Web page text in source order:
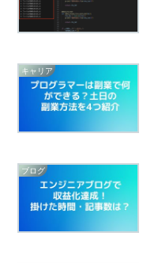
キャリア
ブログ